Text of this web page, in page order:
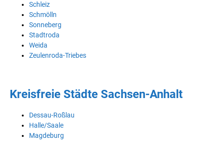
Schleiz
Schmölln
Sonneberg
Stadtroda
Weida
Zeulenroda-Triebes
Kreisfreie Städte Sachsen-Anhalt
Dessau-Roßlau
Halle/Saale
Magdeburg